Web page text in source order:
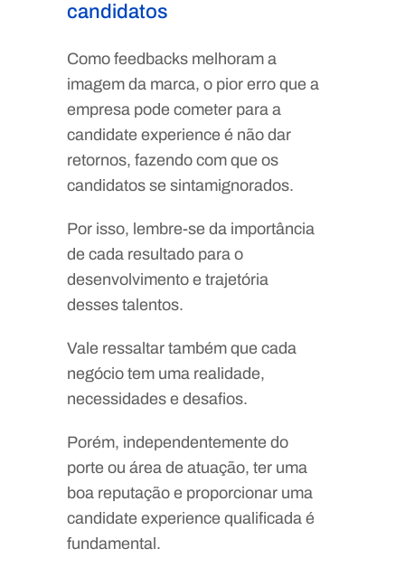
candidatos
Como feedbacks melhoram a
imagem da marca, o pior erro que a
empresa pode cometer para a
candidate experience é não dar
retornos, fazendo com que os
candidatos se sintamignorados.
Por isso, lembre-se da importância
de cada resultado para o
desenvolvimento e trajetória
desses talentos.
Vale ressaltar também que cada
negócio tem uma realidade,
necessidades e desafios.
Porém, independentemente do
porte ou área de atuação, ter uma
boa reputação e proporcionar uma
candidate experience qualificada é
fundamental.